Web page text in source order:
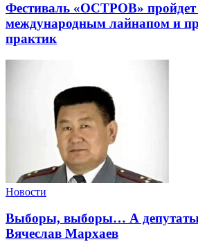
Фестиваль «ОСТРОВ» пройдет
международным лайнапом и
практик
Новости
Выборы, выборы… А депутаты
Вячеслав Мархаев